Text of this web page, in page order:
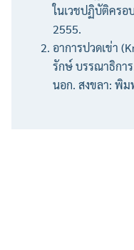
ในเวชปฏิบัติครอ
2555.
อาการปวดเข่า
รักษ์ บรรณาธิกา
นอก. สงขลา: พิ